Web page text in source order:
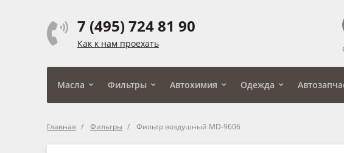
7 (495) 724 81 90
Как к нам проехать
Масла Фильтры Автохимия Одежда
Главная Фильтры Фильтр воздушный MD-9606